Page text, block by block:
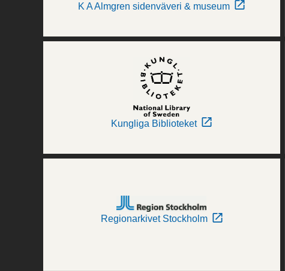
K A Almgren sidenväveri & museum
Kungliga Biblioteket
Regionarkivet Stockholm